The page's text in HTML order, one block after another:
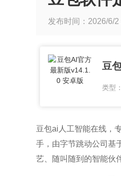
发布时间：2026/6/2
豆
类型：
豆包ai人工智能在线，
手，由字节跳动公司基
艺、随叫随到的智能伙